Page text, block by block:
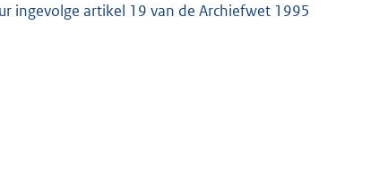
ingevolge artikel 19 van de Archiefwet 1995